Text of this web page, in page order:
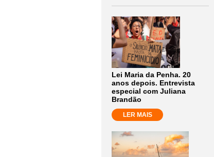
Lei Maria da Penha. 20
anos depois. Entrevista
especial com Juliana
Brandão
LER MAIS